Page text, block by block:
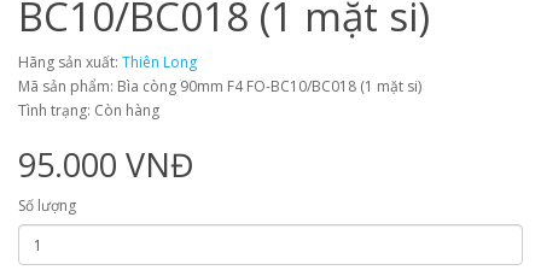
BC10/BC018 (1 mặt si)
Hãng sản xuất: Thiên Long
Mã sản phẩm: Bìa còng 90mm F4 FO-BC10/BC018 (1 mặt si)
Tình trạng: Còn hàng
95.000 VNĐ
Số lượng